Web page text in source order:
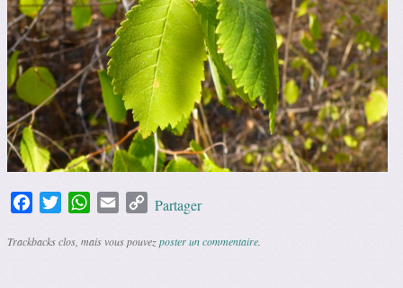
FacebookTwitterWhatsApp
Email Copy
Partager
Trackbacks clos, mais vous pouvezposter un commentaire.